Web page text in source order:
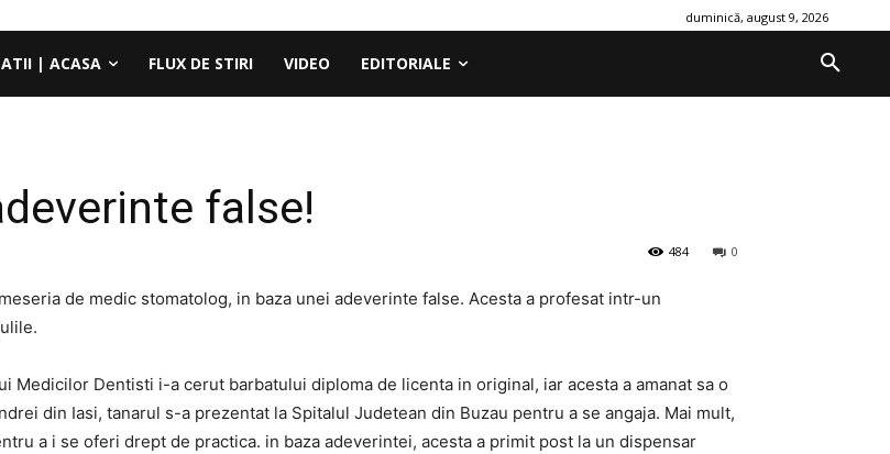
duminică, august 9, 2026
| ACASA FLUX DE STIRI VIDEO EDITORIALE
false!
0
484
de medic stomatolog, in baza unei adeverinte false. Acesta a profesat intr-un
Dentisti i-a cerut barbatului diploma de licenta in original, iar acesta a amanat sa o
din Iasi, tanarul s-a prezentat la Spitalul Judetean din Buzau pentru a se angaja. Mai mult,
a i se oferi drept de practica. in baza adeverintei, acesta a primit post la un dispensar